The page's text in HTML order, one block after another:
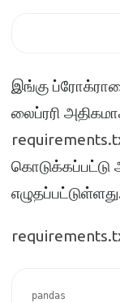
இங்கு
லைப்ரரி
கொடுக்கப்பட்டு
எழுதப்பட்டுள்ளது
pandas